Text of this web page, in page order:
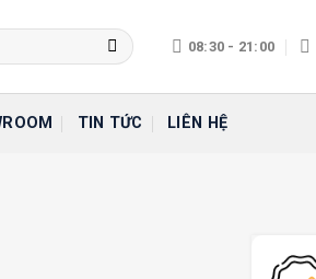
08:30 - 21:00
TIN TỨC LIÊN HỆ